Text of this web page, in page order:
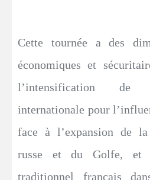
Cette tournée a des
économiques et
l’intensification de
internationale pour
face à l’expansion de la
russe et du Golfe, et
traditionnel français